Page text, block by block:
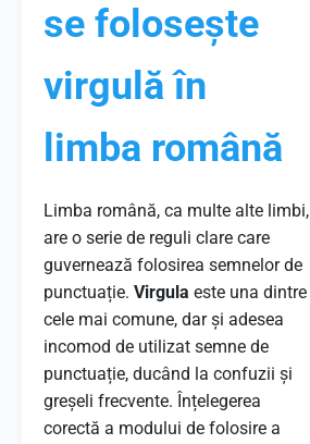
se folosește
virgulă în
limba română
Limba română, ca multe alte limbi,
are o serie de reguli clare care
guvernează folosirea semnelor de
punctuație. Virgula este una dintre
cele mai comune, dar și adesea
incomod de utilizat semne de
punctuație, ducând la confuzii și
greșeli frecvente. Înțelegerea
corectă a modului de folosire a